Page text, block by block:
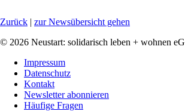
Zurück | zur Newsübersicht gehen
© 2026 Neustart: solidarisch leben + wohnen eG
überspringen
Impressum
Datenschutz
Kontakt
Newsletter abonnieren
Häufige Fragen